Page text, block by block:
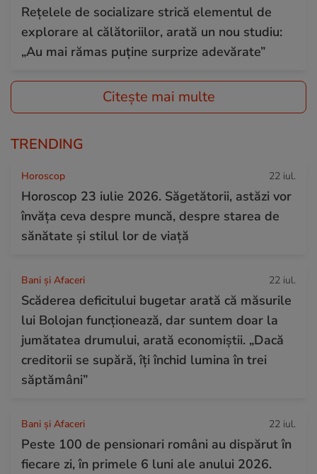
Rețelele de socializare strică elementul de
explorare al călătoriilor, arată un nou studiu:
„Au mai rămas puține surprize adevărate”
Citește mai multe
TRENDING
Horoscop 22 iul.
Horoscop 23 iulie 2026. Săgetătorii, astăzi vor
învăța ceva despre muncă, despre starea de
sănătate și stilul lor de viață
Bani și Afaceri 22 iul.
Scăderea deficitului bugetar arată că măsurile
lui Bolojan funcționează, dar suntem doar la
jumătatea drumului, arată economiștii. „Dacă
creditorii se supără, îți închid lumina în trei
săptămâni”
Bani și Afaceri 22 iul.
Peste 100 de pensionari români au dispărut în
fiecare zi, în primele 6 luni ale anului 2026.